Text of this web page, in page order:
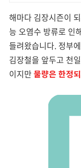
해마다 김장시즌이
능 오염수 방류로 인
들려왔습니다. 정부
김장철을 앞두고 천
이지만물량은 한정